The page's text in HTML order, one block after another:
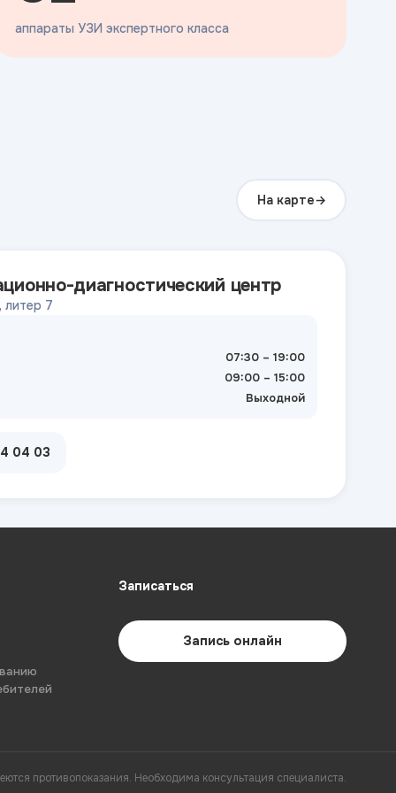
аппараты УЗИ экспертного класса
На карте
диагностический центр
литер 7
07:30 – 19:00
09:00 – 15:00
Выходной
04 03
Записаться
Запись онлайн
противопоказания. Необходима консультация специалиста.